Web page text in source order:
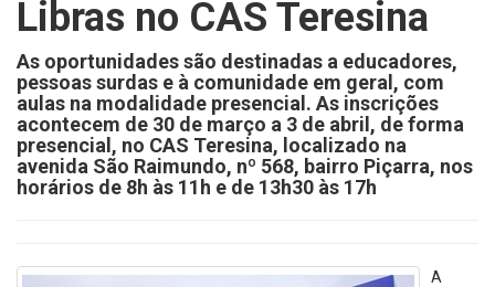
Libras no CAS Teresina
As oportunidades são destinadas a educadores,
pessoas surdas e à comunidade em geral, com
aulas na modalidade presencial. As inscrições
acontecem de 30 de março a 3 de abril, de forma
presencial, no CAS Teresina, localizado na
avenida São Raimundo, nº 568, bairro Piçarra, nos
horários de 8h às 11h e de 13h30 às 17h
A